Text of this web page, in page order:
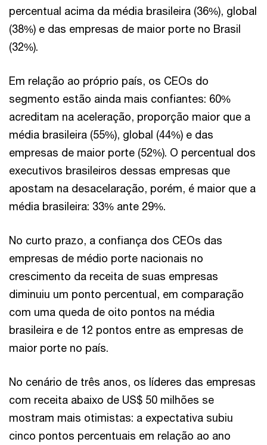
percentual acima da média brasileira (36%), global
(38%) e das empresas de maior porte no Brasil
(32%).
Em relação ao próprio país, os CEOs do
segmento estão ainda mais confiantes: 60%
acreditam na aceleração, proporção maior que a
média brasileira (55%), global (44%) e das
empresas de maior porte (52%). O percentual dos
executivos brasileiros dessas empresas que
apostam na desacelaração, porém, é maior que a
média brasileira: 33% ante 29%.
No curto prazo, a confiança dos CEOs das
empresas de médio porte nacionais no
crescimento da receita de suas empresas
diminuiu um ponto percentual, em comparação
com uma queda de oito pontos na média
brasileira e de 12 pontos entre as empresas de
maior porte no país.
No cenário de três anos, os líderes das empresas
com receita abaixo de US$ 50 milhões se
mostram mais otimistas: a expectativa subiu
cinco pontos percentuais em relação ao ano